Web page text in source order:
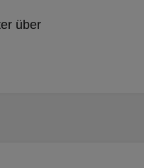
über